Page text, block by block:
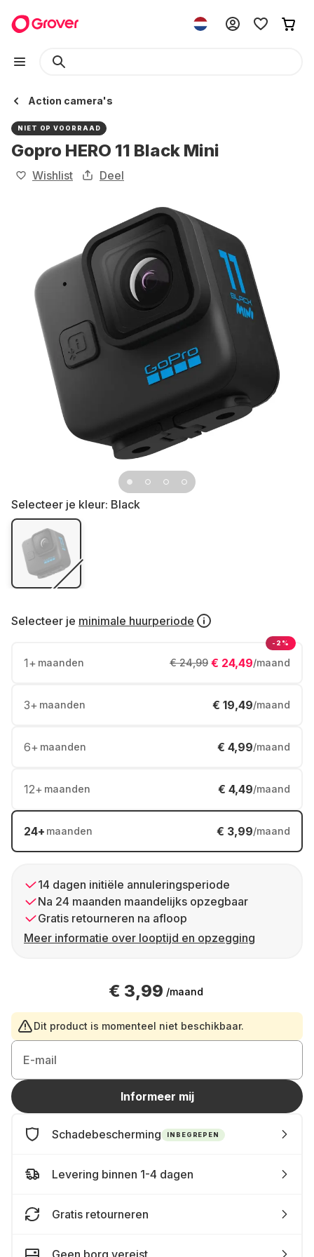
Action camera's
NIET OP VOORRAAD
Gopro HERO 11 Black Mini
Wishlist Deel
Selecteer je kleur: Black
Selecteer je minimale huurperiode
1+ maanden € 24,49/maand
€ 24,99
-2%
3+ maanden € 19,49/maand
6+ maanden € 4,99/maand
12+ maanden € 4,49/maand
24+ maanden € 3,99/maand
14 dagen initiële annuleringsperiode
Na 24 maanden maandelijks opzegbaar
Gratis retourneren na afloop
Meer informatie over looptijd en opzegging
€ 3,99 /maand
Dit product is momenteel niet beschikbaar.
E-mail
Informeer mij
Schadebescherming INBEGREPEN
Levering binnen 1-4 dagen
Gratis retourneren
Geen borg vereist